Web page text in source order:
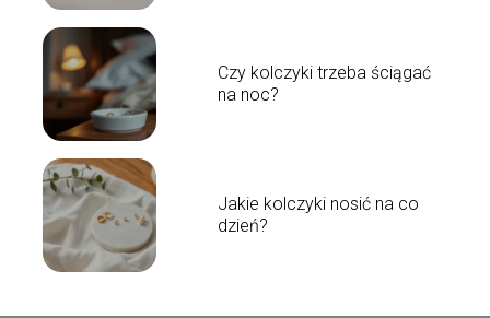
Czy kolczyki trzeba ściągać
na noc?
Jakie kolczyki nosić na co
dzień?